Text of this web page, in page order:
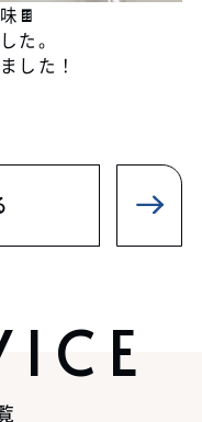
🍫
た。
した！